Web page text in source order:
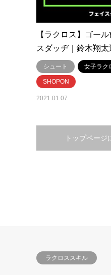
【ラクロス】ゴー
スダッヂ｜鈴木翔太
シュート 女子ラク
SHOPON
2021.01.07
トップページ
ラクロススキル